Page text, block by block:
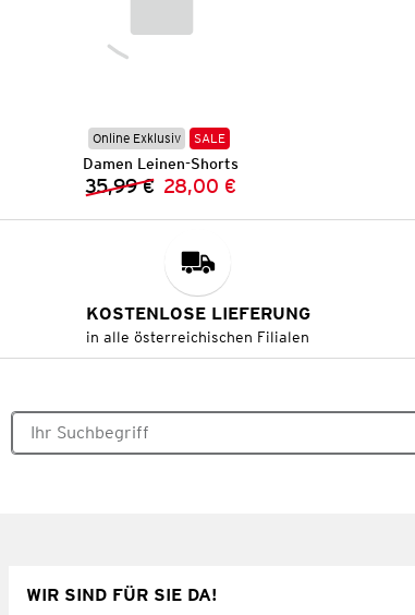
Online Exklusiv SALE
Damen Leinen-Shorts
Vorheriger Preis:
35,99 € Neuer Preis:
28,00 €
KOSTENLOSE LIEFERUNG
in alle österreichischen Filialen
WIR SIND FÜR SIE DA!